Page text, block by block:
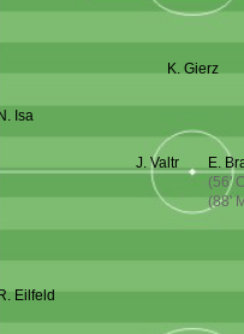
K. Gierz
N. Isa
J. Valtr
E.
(56'
(88'
R. Eilfeld